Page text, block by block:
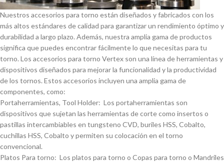
Nuestros accesorios para torno están diseñados y fabricados con los
más altos estándares de calidad para garantizar un rendimiento óptimo y
durabilidad a largo plazo. Además, nuestra amplia gama de productos
significa que puedes encontrar fácilmente lo que necesitas para tu
torno. Los accesorios para torno Vertex son una lí­nea de herramientas y
dispositivos diseñados para mejorar la funcionalidad y la productividad
de los tornos. Estos accesorios incluyen una amplia gama de
componentes, como:
Portaherramientas, Tool Holder: Los portaherramientas son
dispositivos que sujetan las herramientas de corte como insertos o
pastillas intercambiables en tungsteno CVD, buriles HSS, Cobalto,
cuchillas HSS, Cobalto y permiten su colocación en el torno
convencional.
Platos Para torno: Los platos para torno o Copas para torno o Mandriles